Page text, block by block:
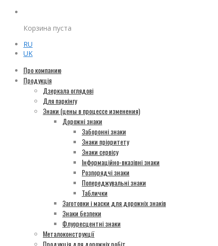
Корзина пуста
RU
UK
Про компанию
Продукція
Дзеркала оглядові
Для паркінгу
Знаки (цены в процессе изменения)
Дорожні знаки
Заборонні знаки
Знаки пріоритету
Знаки сервісу
Інформаційно-вказівні знаки
Розпорядчі знаки
Попереджувальні знаки
Таблички
Заготовки і маски для дорожніх знаків
Знаки безпеки
Флуоресцентні знаки
Металоконструкції
Продукція для дорожніх робіт